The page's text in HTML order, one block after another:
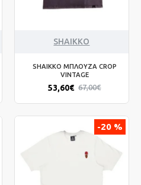
SHAIKKO
SHAIKKO ΜΠΛΟΥΖΑ CROP
VINTAGE
53,60€ 67,00€
-20 %